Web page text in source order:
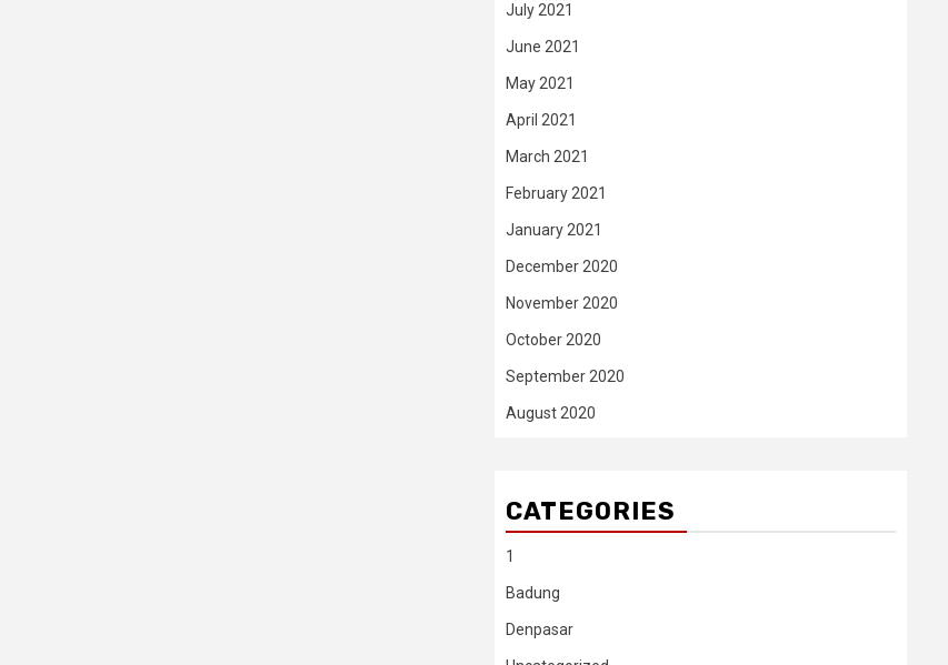
July 2021
June 2021
May 2021
April 2021
March 2021
February 2021
January 2021
December 2020
November 2020
October 2020
September 2020
August 2020
CATEGORIES
1
Badung
Denpasar